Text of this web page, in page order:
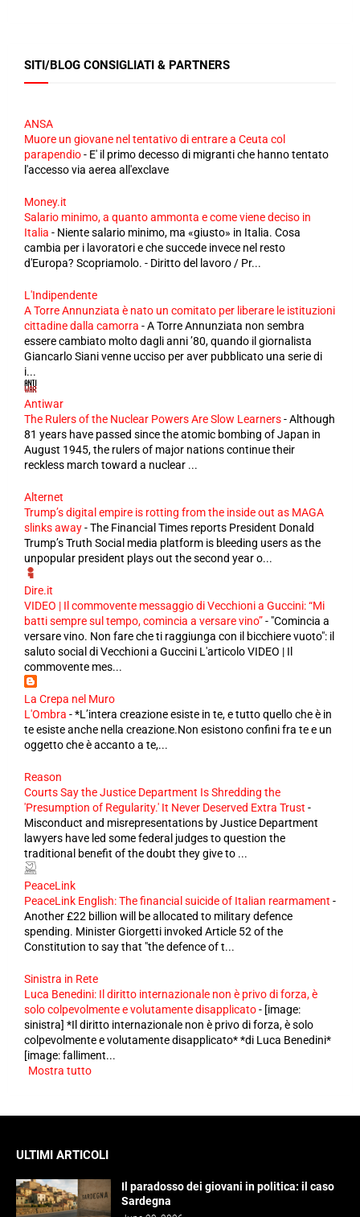
SITI/BLOG CONSIGLIATI & PARTNERS
ANSA
Muore un giovane nel tentativo di entrare a Ceuta col
parapendio- E' il primo decesso di migranti che hanno tentato
l'accesso via aerea all'exclave
Money.it
Salario minimo, a quanto ammonta e come viene deciso in
Italia - Niente salario minimo, ma «giusto» in Italia. Cosa
cambia per i lavoratori e che succede invece nel resto
d'Europa? Scopriamolo. - Diritto del lavoro / Pr...
L'Indipendente
A Torre Annunziata è nato un comitato per liberare le istituzioni
cittadine dalla camorra -A Torre Annunziata non sembra
essere cambiato molto dagli anni ’80, quando il giornalista
Giancarlo Siani venne ucciso per aver pubblicato una serie di
i...
Antiwar
The Rulers of the Nuclear Powers Are Slow Learners-Although
81 years have passed since the atomic bombing of Japan in
August 1945, the rulers of major nations continue their
reckless march toward a nuclear ...
Alternet
Trump’s digital empire is rotting from the inside out as MAGA
slinks away-The Financial Times reports President Donald
Trump’s Truth Social media platform is bleeding users as the
unpopular president plays out the second year o...
Dire.it
VIDEO | Il commovente messaggio di Vecchioni a Guccini: “Mi
batti sempre sul tempo, comincia a versare vino”- "Comincia a
versare vino. Non fare che ti raggiunga con il bicchiere vuoto": il
saluto social di Vecchioni a Guccini L'articolo VIDEO | Il
commovente mes...
La Crepa nel Muro
L'Ombra -*L’intera creazione esiste in te, e tutto quello che è in
te esiste anche nella creazione.Non esistono confini fra te e un
oggetto che è accanto a te,...
Reason
Courts Say the Justice Department Is Shredding the
'Presumption of Regularity.' It Never Deserved Extra Trust -
Misconduct and misrepresentations by Justice Department
lawyers have led some federal judges to question the
traditional benefit of the doubt they give to ...
PeaceLink
PeaceLink English: The financial suicide of Italian rearmament -
Another £22 billion will be allocated to military defence
spending. Minister Giorgetti invoked Article 52 of the
Constitution to say that "the defence of t...
Sinistra in Rete
Luca Benedini: Il diritto internazionale non è privo di forza, è
solo colpevolmente e volutamente disapplicato- [image:
sinistra] *Il diritto internazionale non è privo di forza, è solo
colpevolmente e volutamente disapplicato* *di Luca Benedini*
[image: falliment...
Mostra tutto
ULTIMI ARTICOLI
Il paradosso dei giovani in politica: il caso
Sardegna